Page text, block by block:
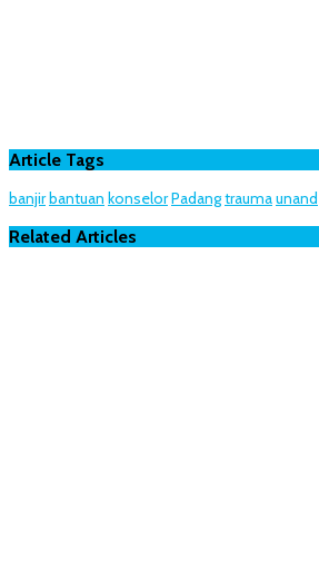
Article Tags
banjirbantuan konselorPadangtraumaunand
Related Articles